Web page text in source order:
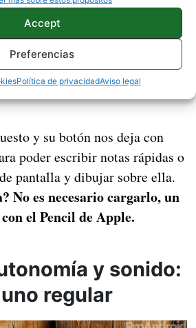
Accept
Preferencias
Política de privacidadAviso legal
tamaño se asemeja mucho al de
que el propio S-Pen sea más
haciendo imposible su
Tendrás que llevarlo
o en la mochila para poder
y su botón nos deja con
poder escribir notas rápidas o
pantalla y dibujar sobre ella.
No es necesario cargarlo, un
el Pencil de Apple.
y sonido:
regular